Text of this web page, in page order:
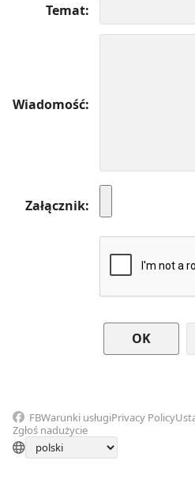
Temat
Wiadomość
Załącznik
FBWarunki usługiPrivacy Policy
Zgłoś nadużycie